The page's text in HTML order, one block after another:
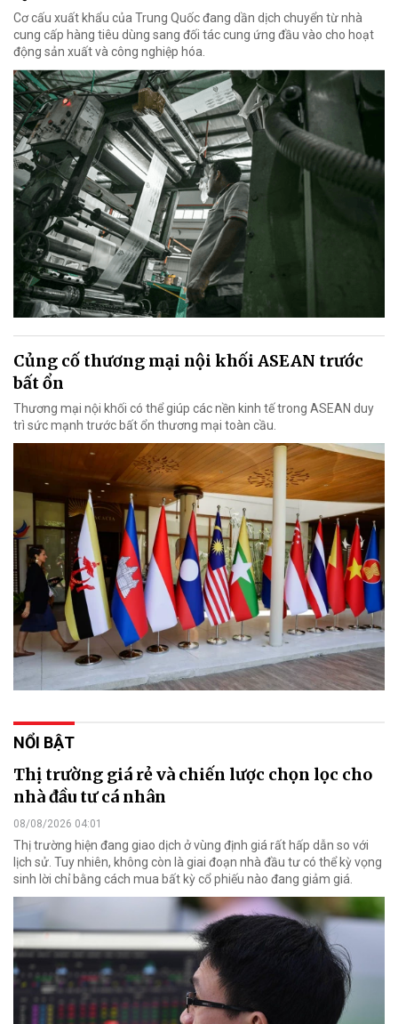
Cơ cấu xuất khẩu của Trung Quốc đang dần dịch chuyển từ nhà
cung cấp hàng tiêu dùng sang đối tác cung ứng đầu vào cho hoạt
động sản xuất và công nghiệp hóa.
Củng cố thương mại nội khối ASEAN trước
bất ổn
Thương mại nội khối có thể giúp các nền kinh tế trong ASEAN duy
trì sức mạnh trước bất ổn thương mại toàn cầu.
NỔI BẬT
Thị trường giá rẻ và chiến lược chọn lọc cho
nhà đầu tư cá nhân
08/08/2026 04:01
Thị trường hiện đang giao dịch ở vùng định giá rất hấp dẫn so với
lịch sử. Tuy nhiên, không còn là giai đoạn nhà đầu tư có thể kỳ vọng
sinh lời chỉ bằng cách mua bất kỳ cổ phiếu nào đang giảm giá.